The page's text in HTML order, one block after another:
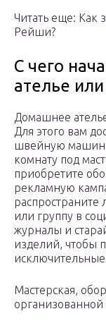
Читать еще: Как
Рейши?
С чего
ателье
Домашнее
Для этого вам
швейную
комнату под
приобретите
рекламную
распространите
или группу в
журналы и
изделий, чтобы
Мастерская,
организованной